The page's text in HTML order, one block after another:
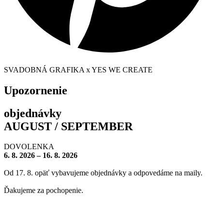
SVADOBNÁ GRAFIKA x YES WE CREATE
Upozornenie
objednávky
AUGUST / SEPTEMBER
DOVOLENKA
6. 8. 2026 – 16. 8. 2026
Od 17. 8. opäť vybavujeme objednávky a odpovedáme na maily.
Ďakujeme za pochopenie.